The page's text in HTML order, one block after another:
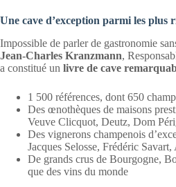
Une cave d’exception parmi les plus
Impossible de parler de gastronomie
Jean-Charles Kranzmann,
a constitué un livre de cave
1 500 références, dont 650
Des œnothèques de maisons
Veuve Clicquot, Deutz, Dom
Des vignerons champenois
Jacques Selosse, Frédéric
De grands crus de Bourgogne,
que des vins du monde